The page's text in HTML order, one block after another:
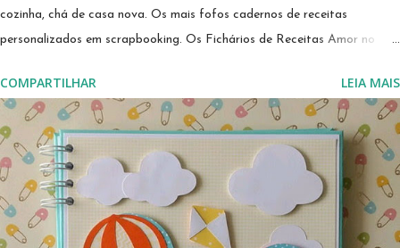
cozinha, chá de casa nova. Os mais fofos cadernos de receitas
personalizados em scrapbooking. Os Fichários de Receitas Amor no
chá de cozinha. Presentes Amor no Papel Scraperia encantam quem os
recebem! Estes fichários são perfeitos para presentear uma noiva, em
chá de panelas, chá de cozinha, para quem está montando uma casa
nova, ou indo para o seu primeiro lar. É uma forma prática e linda de
guardar suas receitas preferidas, como em um caderno de receitas
personalizado ou um livro de receitas personalizado. Pode ser
personalizado em diversas combinações de cores combinando com a sua
COMPARTILHAR LEIA MAIS